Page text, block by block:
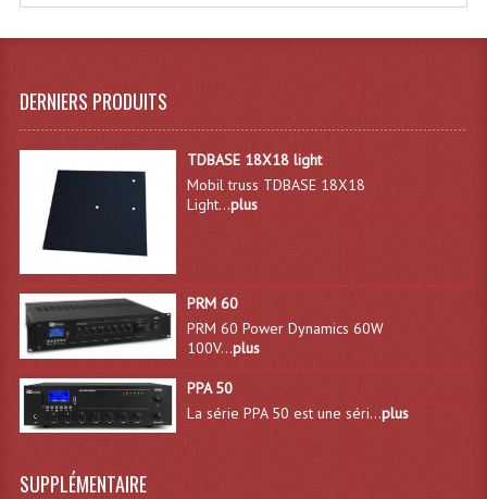
Tables De Mixage DJ
Consoles Amplifiées
Changeurs De Couleurs
Déco Light
Effets LASERS
DERNIERS PRODUITS
TDBASE 18X18 light
Mobil truss TDBASE 18X18
Light...plus
PRM 60
PRM 60 Power Dynamics 60W
100V...plus
PPA 50
La série PPA 50 est une séri...plus
SUPPLÉMENTAIRE